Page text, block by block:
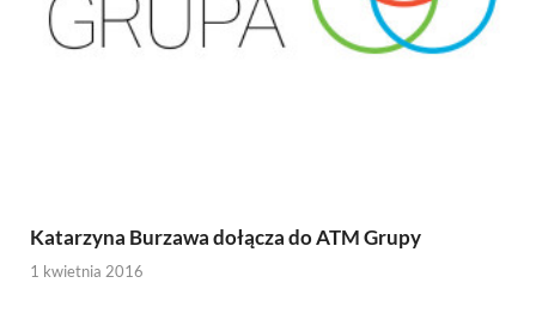
Katarzyna Burzawa dołącza do ATM Grupy
1 kwietnia 2016